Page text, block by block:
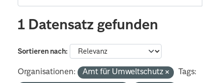
1 Datensatz gefunden
Sortieren nach
Organisationen: Amt für Umweltschutz
Tags: